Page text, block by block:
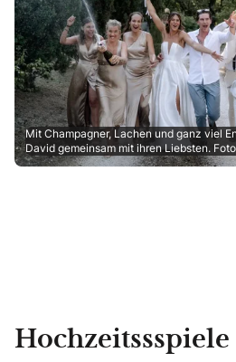
Mit Champagner, Lachen und ganz viel
David gemeinsam mit ihren Liebsten.
Hochzeitssspiele